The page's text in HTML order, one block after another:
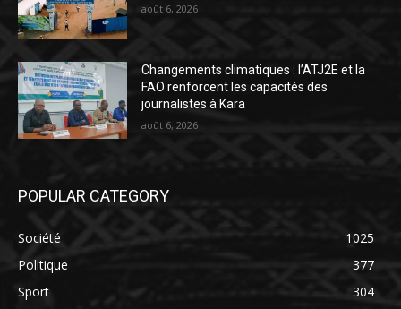
août 6, 2026
Changements climatiques : l’ATJ2E et la
FAO renforcent les capacités des
journalistes à Kara
août 6, 2026
POPULAR CATEGORY
Société
1025
Politique
377
Sport
304